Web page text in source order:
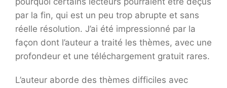
par la fin, qui est un peu trop abrupte et sans
réelle résolution. J’ai été impressionné par la
façon dont l’auteur a traité les thèmes, avec une
profondeur et une téléchargement gratuit rares.
L’auteur aborde des thèmes difficiles avec